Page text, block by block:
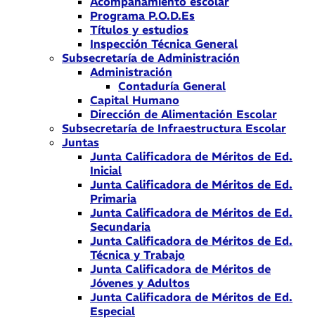
Programa P.O.D.Es
Títulos y estudios
Inspección Técnica General
Subsecretaría de Administración
Administración
Contaduría General
Capital Humano
Dirección de Alimentación Escolar
Subsecretaría de Infraestructura Escolar
Juntas
Junta Calificadora de Méritos de Ed.
Inicial
Junta Calificadora de Méritos de Ed.
Primaria
Junta Calificadora de Méritos de Ed.
Secundaria
Junta Calificadora de Méritos de Ed.
Técnica y Trabajo
Junta Calificadora de Méritos de
Jóvenes y Adultos
Junta Calificadora de Méritos de Ed.
Especial